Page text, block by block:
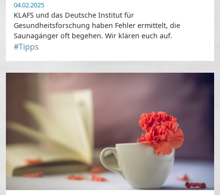
04.02.2025
KLAFS und das Deutsche Institut für
Gesundheitsforschung haben Fehler ermittelt, die
Saunagänger oft begehen. Wir klären euch auf.
#Tipps